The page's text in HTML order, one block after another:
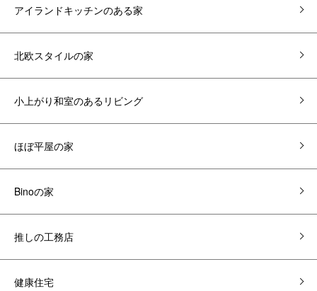
アイランドキッチンのある家
北欧スタイルの家
小上がり和室のあるリビング
ほぼ平屋の家
Binoの家
推しの工務店
健康住宅